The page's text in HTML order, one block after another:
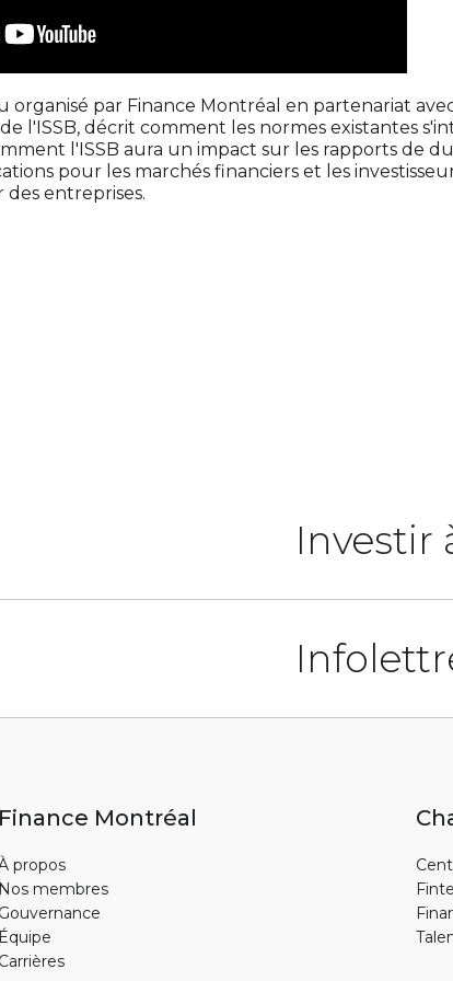
organisé par Finance Montréal en partenariat
l'ISSB, décrit comment les normes existantes
l'ISSB aura un impact sur les rapports de
pour les marchés financiers et les
des entreprises.
Investir
Finance Montréal
propos
Nos membres
Gouvernance
Équipe
Carrières